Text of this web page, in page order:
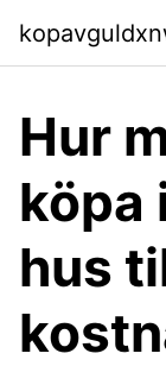
Hur
köpa
hus